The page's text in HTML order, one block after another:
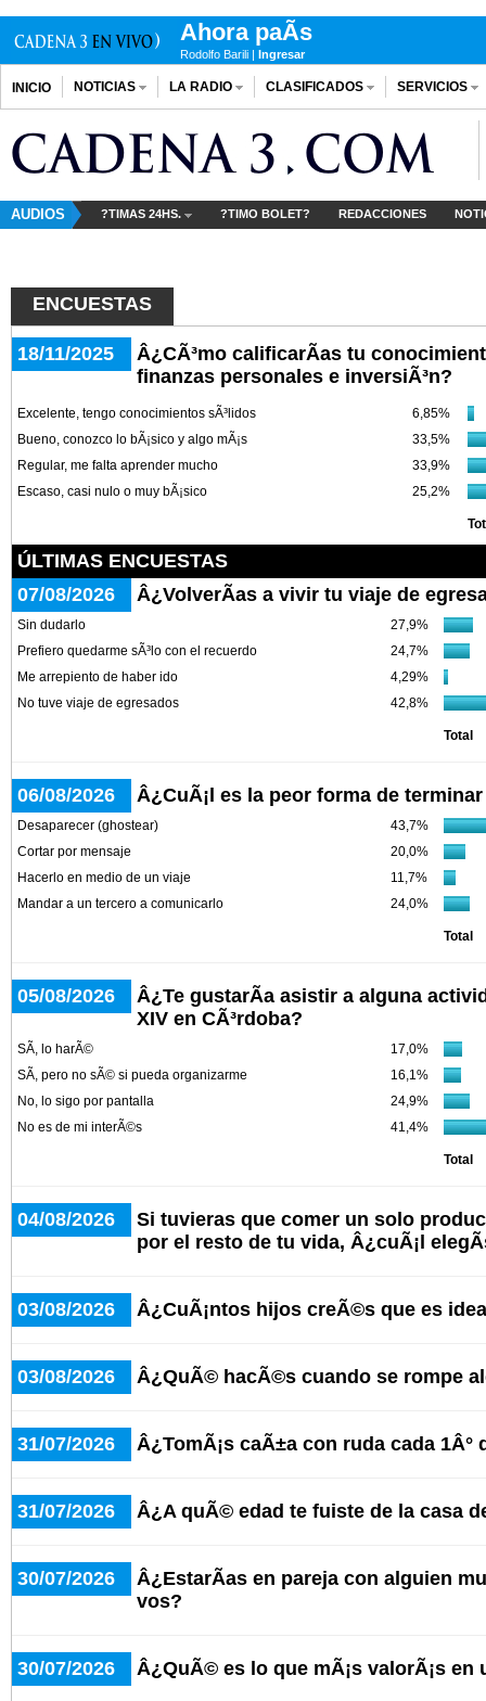
Ahora paÃ­s
Rodolfo Barili | Ingresar
INICIO NOTICIAS LA RADIO CLASIFICADOS SERVICIOS
AUDIOS ?TIMAS 24HS. ?TIMO BOLET? REDACCIONES
ENCUESTAS
18/11/2025
Â¿CÃ³mo calificarÃ­as tu
finanzas personales e inversiÃ³n?
Excelente, tengo conocimientos sÃ³lidos
6,85%
Bueno, conozco lo bÃ¡sico y algo mÃ¡s
33,5%
Regular, me falta aprender mucho
33,9%
Escaso, casi nulo o muy bÃ¡sico
25,2%
ÚLTIMAS ENCUESTAS
07/08/2026
Â¿VolverÃ­as a vivir tu viaje de
Sin dudarlo
27,9%
Prefiero quedarme sÃ³lo con el recuerdo
24,7%
Me arrepiento de haber ido
4,29%
No tuve viaje de egresados
42,8%
Total
06/08/2026 Â¿CuÃ¡l es la peor forma de
Desaparecer (ghostear)
43,7%
Cortar por mensaje
20,0%
Hacerlo en medio de un viaje
11,7%
Mandar a un tercero a comunicarlo
24,0%
Total
05/08/2026
Â¿Te gustarÃ­a asistir a alguna
XIV en CÃ³rdoba?
SÃ­, lo harÃ©
17,0%
SÃ­, pero no sÃ© si pueda organizarme
16,1%
No, lo sigo por pantalla
24,9%
No es de mi interÃ©s
41,4%
Total
04/08/2026
Si tuvieras que comer un solo
por el resto de tu vida, Â¿cuÃ¡l
03/08/2026 Â¿CuÃ¡ntos hijos creÃ©s que es
03/08/2026 Â¿QuÃ© hacÃ©s cuando se rompe
31/07/2026 Â¿TomÃ¡s caÃ±a con ruda cada 1Â°
31/07/2026 Â¿A quÃ© edad te fuiste de la casa
30/07/2026
Â¿EstarÃ­as en pareja con alguien
vos?
30/07/2026 Â¿QuÃ© es lo que mÃ¡s valorÃ¡s en